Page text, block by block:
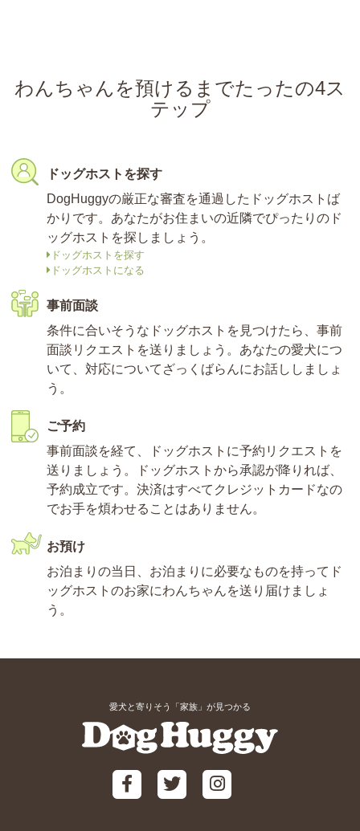
わんちゃんを預けるまでたったの4ス
テップ
ドッグホストを探す
DogHuggyの厳正な審査を通過したドッグホストば
かりです。あなたがお住まいの近隣でぴったりのド
ッグホストを探しましょう。
ドッグホストを探す
ドッグホストになる
事前面談
条件に合いそうなドッグホストを見つけたら、事前
面談リクエストを送りましょう。あなたの愛犬につ
いて、対応についてざっくばらんにお話ししましょ
う。
ご予約
事前面談を経て、ドッグホストに予約リクエストを
送りましょう。ドッグホストから承認が降りれば、
予約成立です。決済はすべてクレジットカードなの
でお手を煩わせることはありません。
お預け
お泊まりの当日、お泊まりに必要なものを持ってド
ッグホストのお家にわんちゃんを送り届けましょ
う。
愛犬と寄りそう「家族」が見つかる